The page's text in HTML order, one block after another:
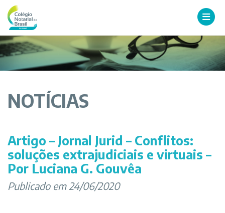
NOTÍCIAS
Artigo – Jornal Jurid – Conflitos:
soluções extrajudiciais e virtuais –
Por Luciana G. Gouvêa
Publicado em 24/06/2020